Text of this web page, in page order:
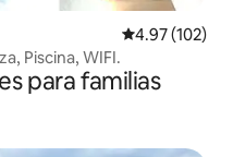
Calificación
4.97 (102)
Piscina, WIFI.
para familias